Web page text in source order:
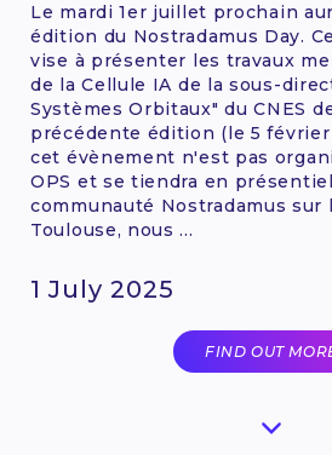
1 July 2025
Le mardi 1er juillet prochain
édition du Nostradamus Day.
vise à présenter les travaux
de la Cellule IA de la sous-
Systèmes Orbitaux" du CNES
précédente édition (le 5 février
cet évènement n'est pas
OPS et se tiendra en
communauté Nostradamus sur
Toulouse, nous ...
FIND OUT